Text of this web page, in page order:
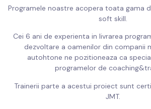
Programele noastre acopera toata gama
soft skill.
Cei 6 ani de experienta in livrarea
dezvoltare a oamenilor din companii
autohtone ne pozitioneaza ca
programelor de
Trainerii parte a acestui proiect sunt
JMT.